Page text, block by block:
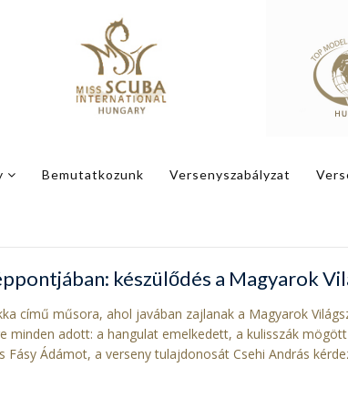
Bemutatkozunk Versenyszabályzat
készülődés a Magyarok
című műsora, ahol javában zajlanak a Magyarok
minden adott: a hangulat emelkedett, a kulisszák
Ádámot, a verseny tulajdonosát Csehi András